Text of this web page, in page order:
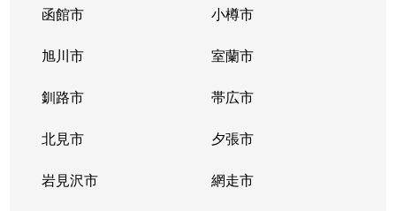
函館市 小樽市
旭川市 室蘭市
釧路市 帯広市
北見市 夕張市
岩見沢市 網走市